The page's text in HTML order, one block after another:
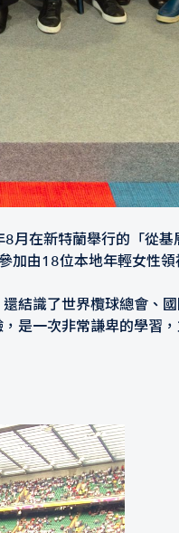
月在新特蘭舉行的「從
由18位本地年輕女性
結識了世界欖球總會、
是一次非常謙卑的學習